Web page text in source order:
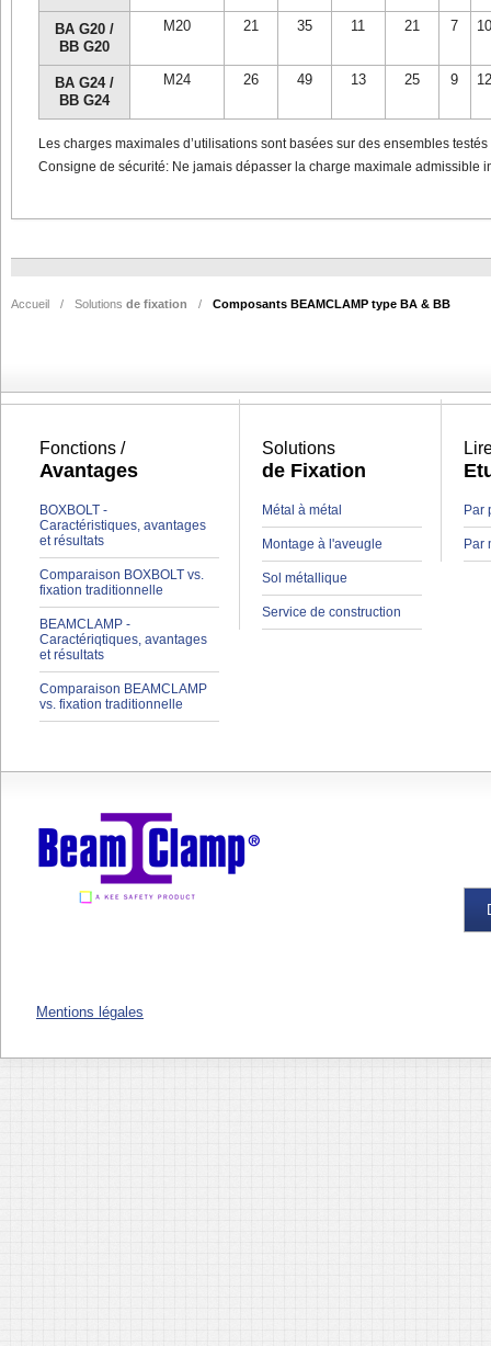
BA G20 /
BB G20
M20 21 35 11 21 7 10
BA G24 /
BB G24
M24 26 49 13 25 9 12
Les charges maximales d’utilisations sont basées sur des ensembles
Consigne de sécurité: Ne jamais dépasser la charge maximale admissible
Accueil / Solutions de fixation / Composants BEAMCLAMP type BA & BB
Fonctions /
Avantages
BOXBOLT -
Caractéristiques, avantages
et résultats
Comparaison BOXBOLT vs.
fixation traditionnelle
BEAMCLAMP -
Caractériqtiques, avantages
et résultats
Comparaison BEAMCLAMP
vs. fixation traditionnelle
Solutions
de Fixation
Métal à métal
Montage à l'aveugle
Sol métallique
Service de construction
Par
Par
Mentions légales